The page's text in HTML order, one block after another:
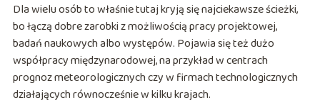
Dla wielu osób to właśnie tutaj kryją się najciekawsze ścieżki,
bo łączą dobre zarobki z możliwością pracy projektowej,
badań naukowych albo występów. Pojawia się też dużo
współpracy międzynarodowej, na przykład w centrach
prognoz meteorologicznych czy w firmach technologicznych
działających równocześnie w kilku krajach.